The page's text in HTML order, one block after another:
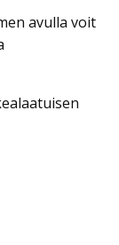
avulla voit